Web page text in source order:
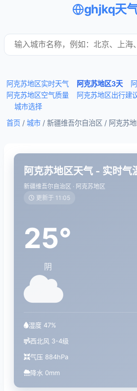
ghjkq天
阿克苏地区实时天气 阿克苏地区3天
阿克苏地区空气质量
阿克苏地区出行建
城市选择
首页 / 城市 / 新疆维吾尔自治区 / 阿克苏
阿克苏地区天气 - 实时气
新疆维吾尔自治区 · 阿克苏地区
更新于 11:05
25°
阴
湿度 47%
西北风 3-4级
气压 884hPa
降水 0mm